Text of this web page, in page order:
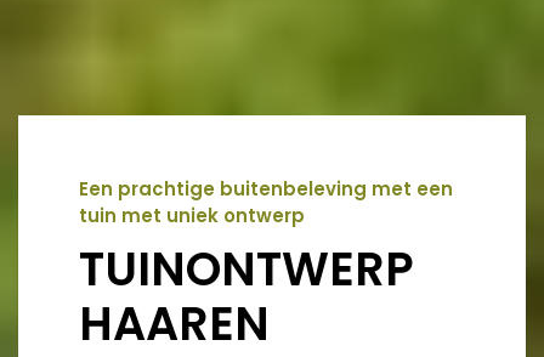
Een prachtige buitenbeleving met een
tuin met uniek ontwerp
TUINONTWERP
HAAREN